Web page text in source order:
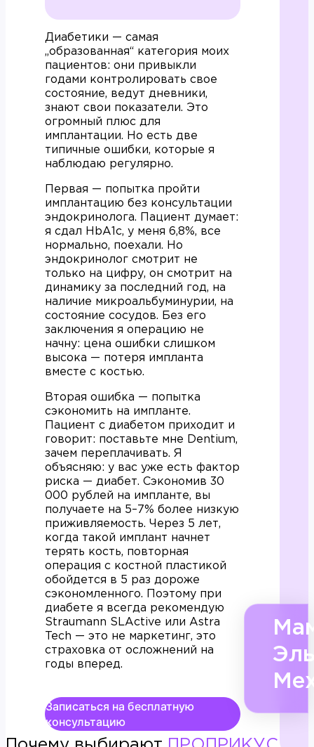
Диабетики — самая
„образованная“ категория моих
пациентов: они привыкли
годами контролировать свое
состояние, ведут дневники,
знают свои показатели. Это
огромный плюс для
имплантации. Но есть две
типичные ошибки, которые я
наблюдаю регулярно.
Первая — попытка пройти
имплантацию без консультации
эндокринолога. Пациент думает:
я сдал HbA1c, у меня 6,8%, все
нормально, поехали. Но
эндокринолог смотрит не
только на цифру, он смотрит на
динамику за последний год, на
наличие микроальбуминурии, на
состояние сосудов. Без его
заключения я операцию не
начну: цена ошибки слишком
высока — потеря импланта
вместе с костью.
Вторая ошибка — попытка
сэкономить на импланте.
Пациент с диабетом приходит и
говорит: поставьте мне Dentium,
зачем переплачивать. Я
объясняю: у вас уже есть фактор
риска — диабет. Сэкономив 30
000 рублей на импланте, вы
получаете на 5–7% более низкую
приживляемость. Через 5 лет,
когда такой имплант начнет
терять кость, повторная
операция с костной пластикой
обойдется в 5 раз дороже
сэкономленного. Поэтому при
диабете я всегда рекомендую
Straumann SLActive или Astra
Tech — это не маркетинг, это
страховка от осложнений на
годы вперед.
Записаться на бесплатную
консультацию